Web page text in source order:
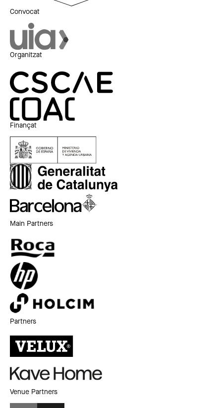
Convocat
Organitzat
Finançat
Main Partners
Partners
Venue Partners